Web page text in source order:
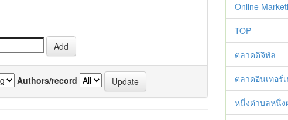
Authors/record
Online
TOP
ตลาดดิจิทัล
ตลาดอินเทอร์
หนึ่งตำบลหนึ่